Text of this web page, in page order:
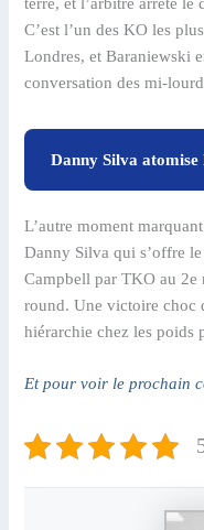
C’est l’un des KO les
Londres, et Baraniewski
conversation des mi-
Danny Silva
L’autre moment
Danny Silva qui s’offre
Campbell par TKO au 2e
round. Une victoire choc
hiérarchie chez les poids
Et pour voir le prochain